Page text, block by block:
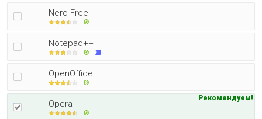
Nero Free
Notepad++
OpenOffice
Opera
Рекомендуем!